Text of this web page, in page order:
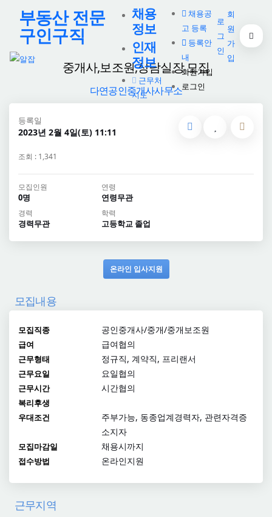
부동산 전문
구인구직
채용
정보
인재
정보
근무처
지도
채용공
고 등록
등록안
내
회원가입
로그인
로
그
인
회
원
가
입
중개사,보조원,상담실장 모집
다연공인중개사사무소
등록일
2023년 2월 4일(토) 11:11
조회 : 1,341
모집인원
0명
연령
연령무관
경력
경력무관
학력
고등학교 졸업
온라인 입사지원
모집내용
모집직종 공인중개사/중개/중개보조원
급여 급여협의
근무형태 정규직, 계약직, 프리랜서
근무요일 요일협의
근무시간 시간협의
복리후생
우대조건
주부가능, 동종업계경력자, 관련자격증
소지자
모집마감일 채용시까지
접수방법 온라인지원
근무지역